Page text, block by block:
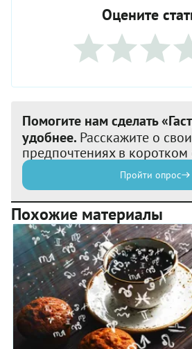
Оцените
Помогите нам сделать
удобнее. Расскажите о
предпочтениях в коротком
Пройти опрос
Похожие материалы